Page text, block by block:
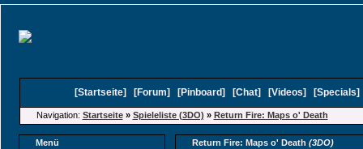
[Startseite] [Forum] [Pinboard] [Chat] [Videos] [Specials
Navigation: Startseite» Spieleliste (3DO) » Return Fire: Maps o' Death
Menü Return Fire: Maps o' Death (3DO)